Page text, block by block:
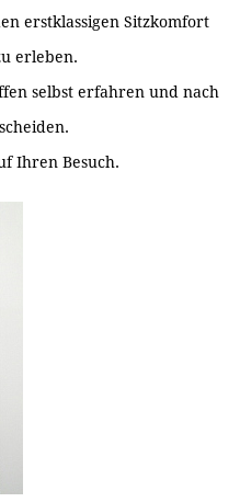
erstklassigen Sitzkomfort
erleben.
selbst erfahren und nach
Ihren Besuch.